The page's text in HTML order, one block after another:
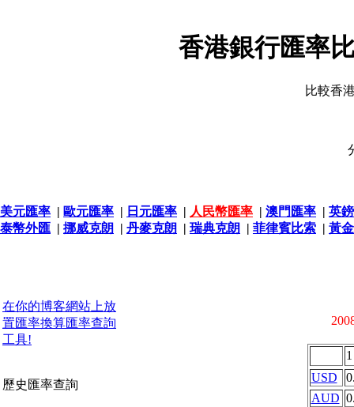
香港銀行匯率
比較香
美元匯率 | 歐元匯率 | 日元匯率 | 人民幣匯率 | 澳門匯率 | 英
泰幣外匯 | 挪威克朗 | 丹麥克朗 | 瑞典克朗 | 菲律賓比索 | 黃
在你的博客網站上放
置匯率換算匯率查詢
工具!
歷史匯率查詢
USD
AUD